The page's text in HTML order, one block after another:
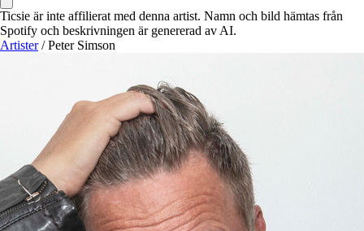
Ticsie är inte affilierat med denna artist. Namn och bild hämtas från
Spotify och beskrivningen är genererad av AI.
Artister / Peter Simson